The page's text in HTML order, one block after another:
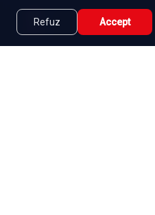
Refuz Accept